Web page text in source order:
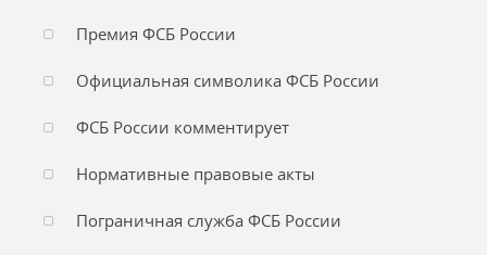
Премия ФСБ России
Официальная символика ФСБ России
ФСБ России комментирует
Нормативные правовые акты
Пограничная служба ФСБ России